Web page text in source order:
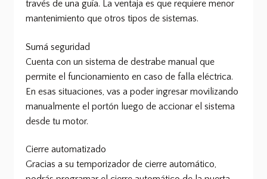
través de una guía. La ventaja es que requiere menor
mantenimiento que otros tipos de sistemas.
Sumá seguridad
Cuenta con un sistema de destrabe manual que
permite el funcionamiento en caso de falla eléctrica.
En esas situaciones, vas a poder ingresar movilizando
manualmente el portón luego de accionar el sistema
desde tu motor.
Cierre automatizado
Gracias a su temporizador de cierre automático,